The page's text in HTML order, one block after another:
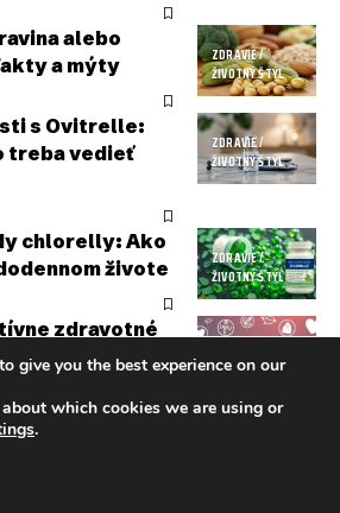
ZDRAVIE /
ŽIVOTNÝ ŠTÝL
alebo
a mýty
ZDRAVIE /
ŽIVOTNÝ ŠTÝL
s Ovitrelle:
treba vedieť
ZDRAVIE /
ŽIVOTNÝ ŠTÝL
chlorelly: Ako
živote
ŽIVOTNÝ ŠTÝL
zdravotné
nápoj
Podpora
a regulácie
– Kedy ich
give you the best experience on our
which cookies we are using or
.